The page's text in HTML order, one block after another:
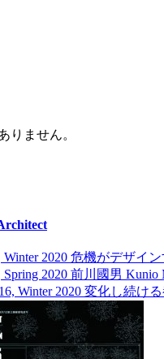
りません。
Winter 2020 危機がデザイ
Spring 2020 前川國男 Kunio
Winter 2020 変化し続け